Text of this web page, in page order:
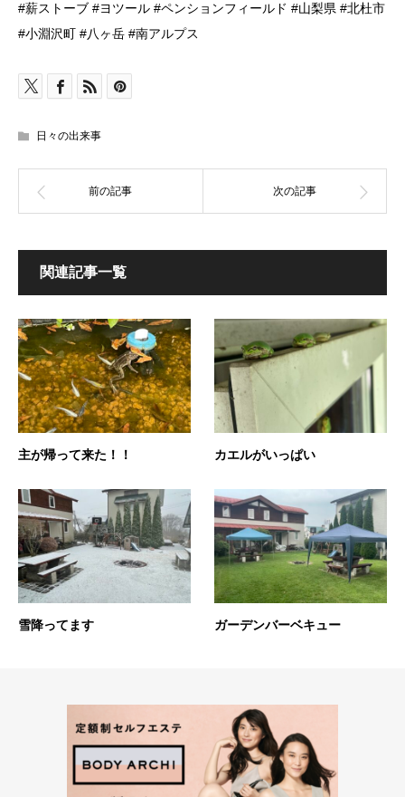
#薪ストーブ #ヨツール #ペンションフィールド #山梨県 #北杜市
#小淵沢町 #八ヶ岳 #南アルプス
日々の出来事
関連記事一覧
主が帰って来た！！ カエルがいっぱい
雪降ってます ガーデンバーベキュー